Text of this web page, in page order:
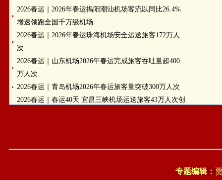
2026春运｜2026年春运揭阳潮汕机场客流以同比26.4%
增速领跑全国千万级机场
2026春运｜2026年春运珠海机场安全运送旅客172万人
次
2026春运｜山东机场2026年春运完成旅客吞吐量超400
万人次
2026春运｜青岛机场2026年春运旅客量突破300万人次
2026春运｜春运40天 宜昌三峡机场运送旅客43万人次创
专题编辑：